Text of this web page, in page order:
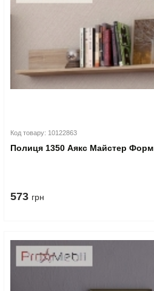
Код товару: 10122863
Полиця 1350 Аякс Майстер Форм
573 грн